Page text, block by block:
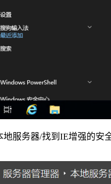
地服务器/找到IE增强的安